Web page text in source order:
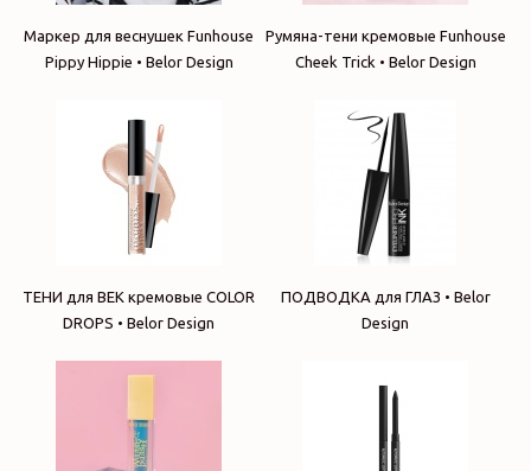
Маркер для веснушек Funhouse
Pippy Hippie • Belor Design
Румяна-тени кремовые Funhouse
Cheek Trick • Belor Design
ТЕНИ для ВЕК кремовые COLOR
DROPS • Belor Design
ПОДВОДКА для ГЛАЗ • Belor
Design